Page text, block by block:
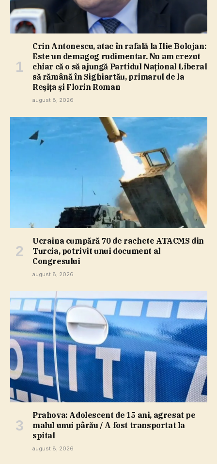
Crin Antonescu, atac în rafală la Ilie Bolojan:
Este un demagog rudimentar. Nu am crezut
chiar că o să ajungă Partidul Naţional Liberal
să rămână în Sighiartău, primarul de la
Reşiţa şi Florin Roman
august 8, 2026
Ucraina cumpără 70 de rachete ATACMS din
Turcia, potrivit unui document al
Congresului
august 8, 2026
Prahova: Adolescent de 15 ani, agresat pe
malul unui pârău / A fost transportat la
spital
august 8, 2026